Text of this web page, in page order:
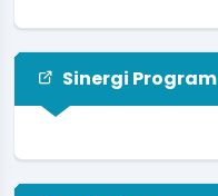
Sinergi Program